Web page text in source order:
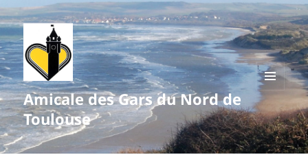
Amicale des Gars du Nord de
Toulouse
MENU
WIDGETS